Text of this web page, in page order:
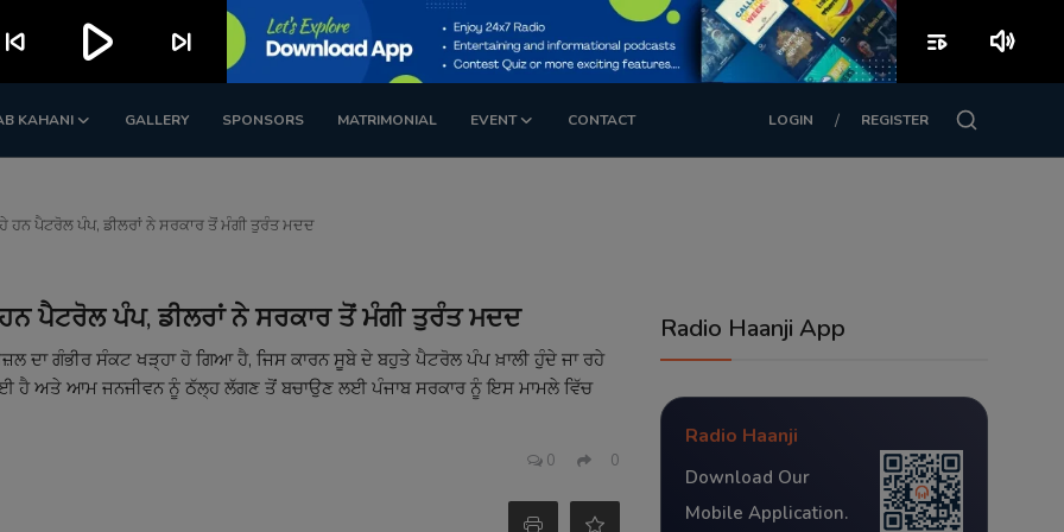
KAHANI GALLERY SPONSORS MATRIMONIAL EVENT CONTACT LOGIN / REGISTER
ਹਨ ਪੈਟਰੋਲ ਪੰਪ, ਡੀਲਰਾਂ ਨੇ ਸਰਕਾਰ ਤੋਂ ਮੰਗੀ ਤੁਰੰਤ ਮਦਦ
ਪੈਟਰੋਲ ਪੰਪ, ਡੀਲਰਾਂ ਨੇ ਸਰਕਾਰ ਤੋਂ ਮੰਗੀ ਤੁਰੰਤ ਮਦਦ
ਦਾ ਗੰਭੀਰ ਸੰਕਟ ਖੜ੍ਹਾ ਹੋ ਗਿਆ ਹੈ, ਜਿਸ ਕਾਰਨ ਸੂਬੇ ਦੇ ਬਹੁਤੇ ਪੈਟਰੋਲ ਪੰਪ ਖ਼ਾਲੀ ਹੁੰਦੇ ਜਾ ਰਹੇ
ਹੈ ਅਤੇ ਆਮ ਜਨਜੀਵਨ ਨੂੰ ਠੱਲ੍ਹ ਲੱਗਣ ਤੋਂ ਬਚਾਉਣ ਲਈ ਪੰਜਾਬ ਸਰਕਾਰ ਨੂੰ ਇਸ ਮਾਮਲੇ ਵਿੱਚ
0 0
Radio Haanji App
Radio Haanji
Download Our
Mobile Application.
skip_previous play_arrow skip_next playlist_play volume_up